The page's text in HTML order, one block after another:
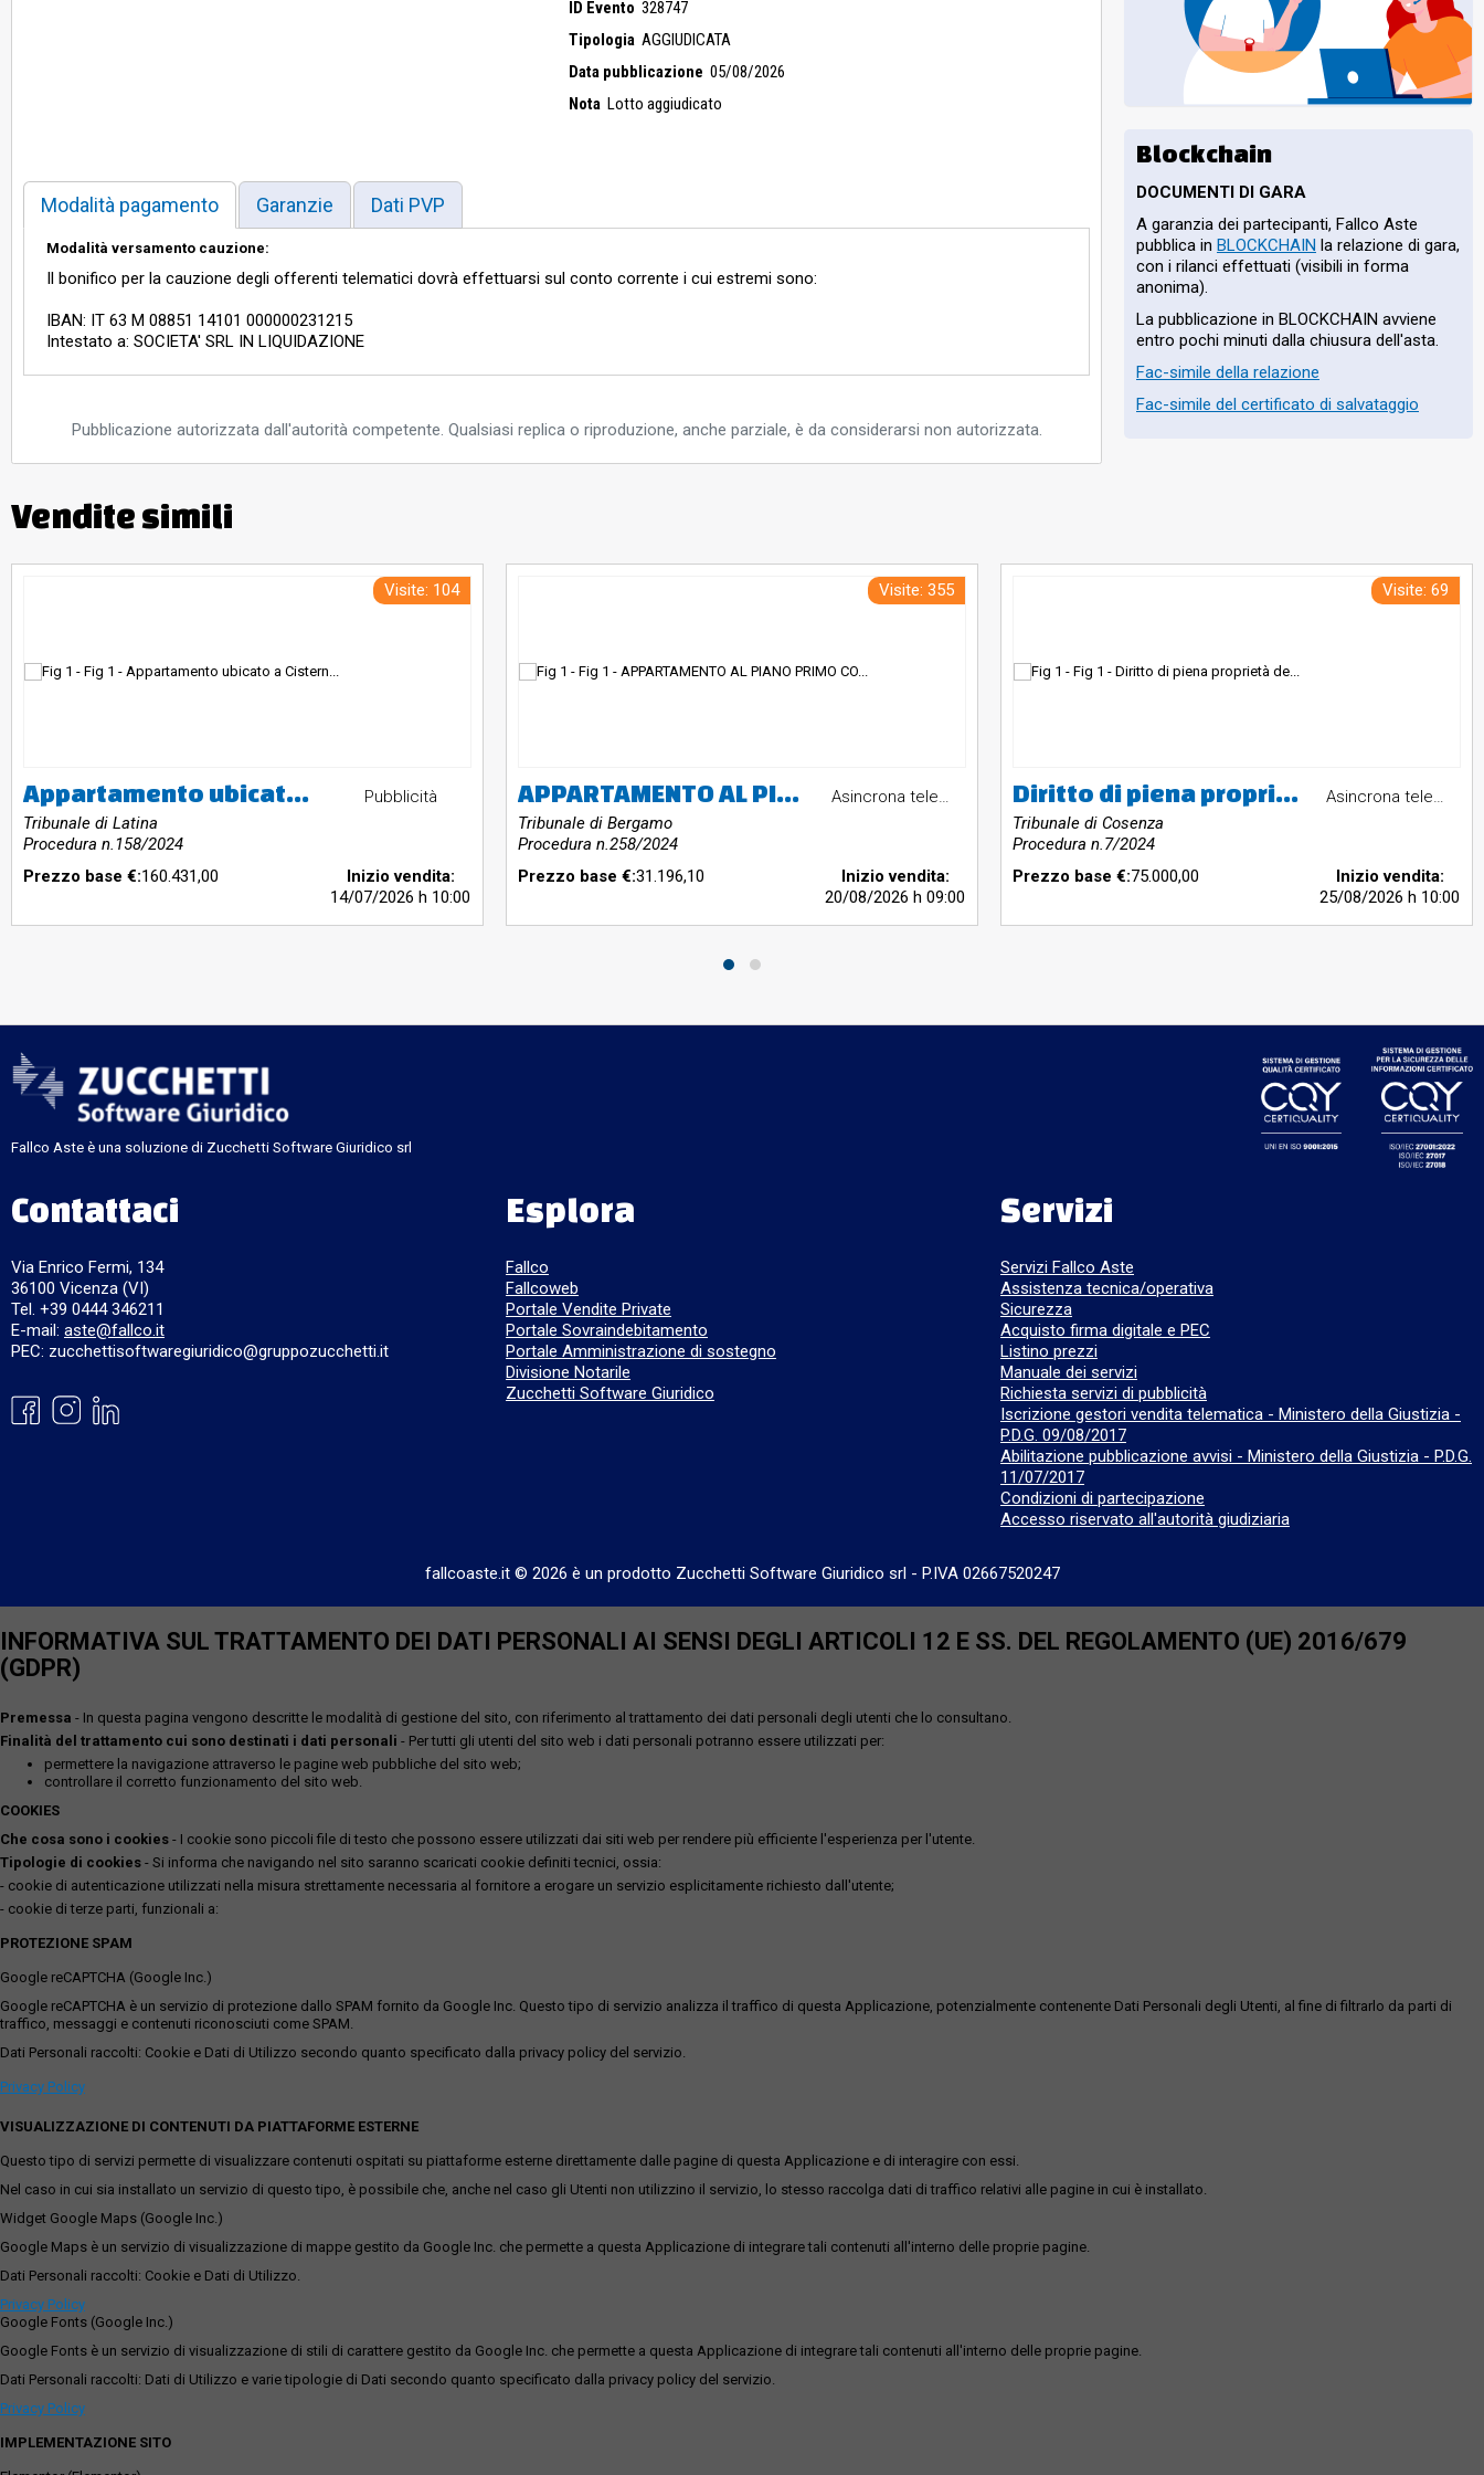
vista elettrico, all’alloggio di cui saranno accessori. La pavimentazione è la stessa dell’autorimessa, mentre le pareti, che non siano quelle
dell’autorimessa medesima, sono in blocchetti tipo antincendio, non intonacati. L'unità immobiliare oggetto di vendita ha un'altezza interna di 3.
Identificazione catastale: Catasto Fabbricati del Comune di Montevarchi (AR) -Foglio 10 Particella 590 sub. 161, categoria A/2, classe2,
consistenza 4,0 vani, rendita 351,19 Euro, indirizzo catastale: Via Francesco Cataliotti 101 interno 1, piano: S2- 1, intestato alla Società in
loggiato e cantina al piano S2) per una superficie ragguagliata complessiva di circa mq 71,00 - Stato di finitura: completa, oltre Posto auto al Piano
ID Evento 328747
Tipologia AGGIUDICATA
Data pubblicazione 05/08/2026
Nota Lotto aggiudicato
Modalità pagamento Garanzie Dati PVP
Modalità versamento cauzione:
Il bonifico per la cauzione degli offerenti telematici dovrà effettuarsi sul conto corrente i cui estremi sono:
IBAN: IT 63 M 08851 14101 000000231215
Intestato a: SOCIETA' SRL IN LIQUIDAZIONE
Pubblicazione autorizzata dall'autorità competente. Qualsiasi replica o riproduzione, anche parziale, è da considerarsi non autorizzata.
Blockchain
DOCUMENTI DI GARA
A garanzia dei partecipanti, Fallco Aste
pubblica in BLOCKCHAIN la relazione di gara,
con i rilanci effettuati (visibili in forma
anonima).
La pubblicazione in BLOCKCHAIN avviene
entro pochi minuti dalla chiusura dell'asta.
Fac-simile della relazione
Fac-simile del certificato di salvataggio
Vendite simili
Visite: 104
Appartamento ubicato a Cisterna di Latina (LT) - via Isolabella 39, piano T. a destinazione residenziale ubicata al piano terra di un fabbricato composto da 2 piani fuori terra. Si accede tramite cancello carrabile posto sulla via Isolabella al civico n.39. Identificato al catasto Fabbricati - Fg. 117, Part. 23, Sub. 6, Zc. 1, Categoria A2, Graffato sub7 corte esclusiva. L'immobile viene posto in vendita per il diritto di Proprietà (1/1).
Tribunale di Latina
Procedura n.158/2024
Pubblicità
Prezzo base €:160.431,00
Inizio vendita:
14/07/2026h 10:00
Visite: 355
APPARTAMENTO AL PIANO PRIMO CON SOTTOTETTO
Tribunale di Bergamo
Procedura n.258/2024
Asincrona telematica
Prezzo base €:31.196,10
Inizio vendita:
20/08/2026h 09:00
Visite: 69
Diritto di piena proprietà dell’immobile sito a Cosenza, in Viale dellaRepubblica, nr. 140g e 140f, riportato nel catasto fabbricati del Comunedi Cosenza al fg. 12 sub 48 (ex).Valore Stimato € 75.000,00
Tribunale di Cosenza
Procedura n.7/2024
Asincrona telematica
Prezzo base €:75.000,00
Inizio vendita:
25/08/2026h 10:00
Fallco Aste è una soluzione di Zucchetti Software Giuridico srl
Contattaci
Via Enrico Fermi, 134
36100 Vicenza (VI)
Tel. +39 0444 346211
E-mail: aste@fallco.it
PEC: zucchettisoftwaregiuridico@gruppozucchetti.it
Esplora
Fallco
Fallcoweb
Portale Vendite Private
Portale Sovraindebitamento
Portale Amministrazione di sostegno
Divisione Notarile
Zucchetti Software Giuridico
Servizi
Servizi Fallco Aste
Assistenza tecnica/operativa
Sicurezza
Acquisto firma digitale e PEC
Listino prezzi
Manuale dei servizi
Richiesta servizi di pubblicità
Iscrizione gestori vendita telematica - Ministero della Giustizia -
P.D.G. 09/08/2017
Abilitazione pubblicazione avvisi - Ministero della Giustizia - P.D.G.
11/07/2017
Condizioni di partecipazione
Accesso riservato all'autorità giudiziaria
fallcoaste.it © 2026 è un prodotto Zucchetti Software Giuridico srl - P.IVA 02667520247
INFORMATIVA SUL TRATTAMENTO DEI DATI PERSONALI AI SENSI DEGLI ARTICOLI 12 E SS. DEL REGOLAMENTO (UE) 2016/679
(GDPR)
Premessa - In questa pagina vengono descritte le modalità di gestione del sito, con riferimento al trattamento dei dati personali degli utenti che lo consultano.
Finalità del trattamento cui sono destinati i dati personali - Per tutti gli utenti del sito web i dati personali potranno essere utilizzati per:
permettere la navigazione attraverso le pagine web pubbliche del sito web;
controllare il corretto funzionamento del sito web.
COOKIES
Che cosa sono i cookies - I cookie sono piccoli file di testo che possono essere utilizzati dai siti web per rendere più efficiente l'esperienza per l'utente.
Tipologie di cookies - Si informa che navigando nel sito saranno scaricati cookie definiti tecnici, ossia:
- cookie di autenticazione utilizzati nella misura strettamente necessaria al fornitore a erogare un servizio esplicitamente richiesto dall'utente;
- cookie di terze parti, funzionali a:
PROTEZIONE SPAM
Google reCAPTCHA (Google Inc.)
Google reCAPTCHA è un servizio di protezione dallo SPAM fornito da Google Inc. Questo tipo di servizio analizza il traffico di questa Applicazione, potenzialmente contenente Dati Personali degli Utenti, al fine di filtrarlo da parti di
traffico, messaggi e contenuti riconosciuti come SPAM.
Dati Personali raccolti: Cookie e Dati di Utilizzo secondo quanto specificato dalla privacy policy del servizio.
Privacy Policy
VISUALIZZAZIONE DI CONTENUTI DA PIATTAFORME ESTERNE
Questo tipo di servizi permette di visualizzare contenuti ospitati su piattaforme esterne direttamente dalle pagine di questa Applicazione e di interagire con essi.
Nel caso in cui sia installato un servizio di questo tipo, è possibile che, anche nel caso gli Utenti non utilizzino il servizio, lo stesso raccolga dati di traffico relativi alle pagine in cui è installato.
Widget Google Maps (Google Inc.)
Google Maps è un servizio di visualizzazione di mappe gestito da Google Inc. che permette a questa Applicazione di integrare tali contenuti all'interno delle proprie pagine.
Dati Personali raccolti: Cookie e Dati di Utilizzo.
Privacy Policy
Google Fonts (Google Inc.)
Google Fonts è un servizio di visualizzazione di stili di carattere gestito da Google Inc. che permette a questa Applicazione di integrare tali contenuti all'interno delle proprie pagine.
Dati Personali raccolti: Dati di Utilizzo e varie tipologie di Dati secondo quanto specificato dalla privacy policy del servizio.
Privacy Policy
IMPLEMENTAZIONE SITO